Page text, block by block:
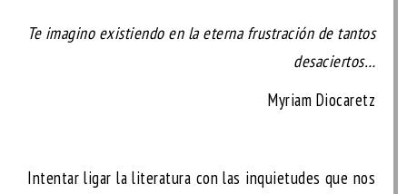
Te imagino existiendo en la eterna frustración de tantos
desaciertos…
Myriam Diocaretz
Intentar ligar la literatura con las inquietudes que nos